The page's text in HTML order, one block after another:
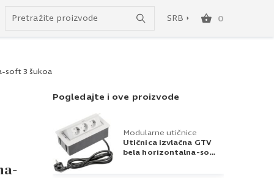
SRB 0
soft 3 šukoa
Pogledajte i ove proizvode
Modularne utičnice
Utičnica izvlačna GTV
bela horizontalna-soft